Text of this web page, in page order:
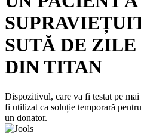
SUTĂ DE
DIN TITAN
Dispozitivul, care va fi testat pe
fi utilizat ca soluție temporară
un donator.